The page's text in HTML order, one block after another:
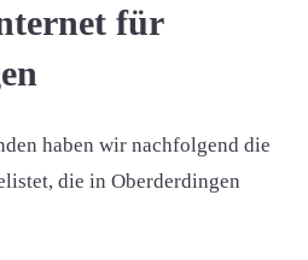
für
haben wir nachfolgend die
die in Oberderdingen